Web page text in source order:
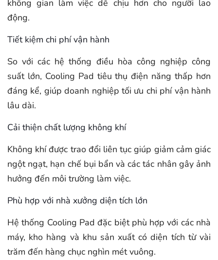
không gian làm việc dễ chịu hơn cho người lao
động.
Tiết kiệm chi phí vận hành
So với các hệ thống điều hòa công nghiệp công
suất lớn, Cooling Pad tiêu thụ điện năng thấp hơn
đáng kể, giúp doanh nghiệp tối ưu chi phí vận hành
lâu dài.
Cải thiện chất lượng không khí
Không khí được trao đổi liên tục giúp giảm cảm giác
ngột ngạt, hạn chế bụi bẩn và các tác nhân gây ảnh
hưởng đến môi trường làm việc.
Phù hợp với nhà xưởng diện tích lớn
Hệ thống Cooling Pad đặc biệt phù hợp với các nhà
máy, kho hàng và khu sản xuất có diện tích từ vài
trăm đến hàng chục nghìn mét vuông.